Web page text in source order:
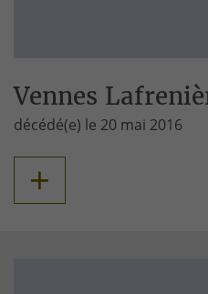
Vennes
décédé(e) le 20 mai 2016
+